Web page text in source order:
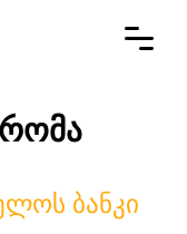
ბანკი